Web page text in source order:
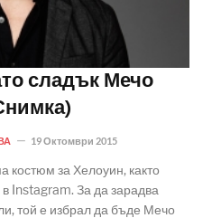
сладък Мечо
19 Октомври 2015
костюм за Хелоуин, както
Instagram. За да зарадва
той е избрал да бъде Мечо